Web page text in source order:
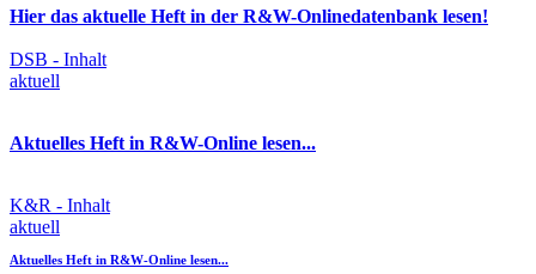
Hier das aktuelle Heft in der R&W-Onlinedatenbank lesen!
DSB - Inhalt
aktuell
Aktuelles Heft in R&W-Online lesen...
K&R - Inhalt
aktuell
Aktuelles Heft in R&W-Online lesen...